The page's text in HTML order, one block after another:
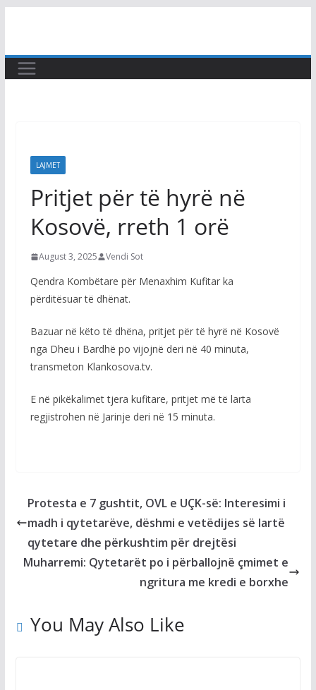
content
LAJMET
Pritjet për të hyrë në
Kosovë, rreth 1 orë
August 3, 2025 Vendi Sot
Qendra Kombëtare për Menaxhim Kufitar ka
përditësuar të dhënat.
Bazuar në këto të dhëna, pritjet për të hyrë në Kosovë
nga Dheu i Bardhë po vijojnë deri në 40 minuta,
transmeton Klankosova.tv.
E në pikëkalimet tjera kufitare, pritjet më të larta
regjistrohen në Jarinje deri në 15 minuta.
Protesta e 7 gushtit, OVL e UÇK-së: Interesimi i
madh i qytetarëve, dëshmi e vetëdijes së lartë
qytetare dhe përkushtim për drejtësi
Muharremi: Qytetarët po i përballojnë çmimet e
ngritura me kredi e borxhe
You May Also Like